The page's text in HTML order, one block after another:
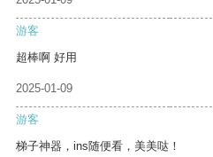
游客
超棒啊 好用
2025-01-09
游客
梯子神器，ins随便看，美美哒！